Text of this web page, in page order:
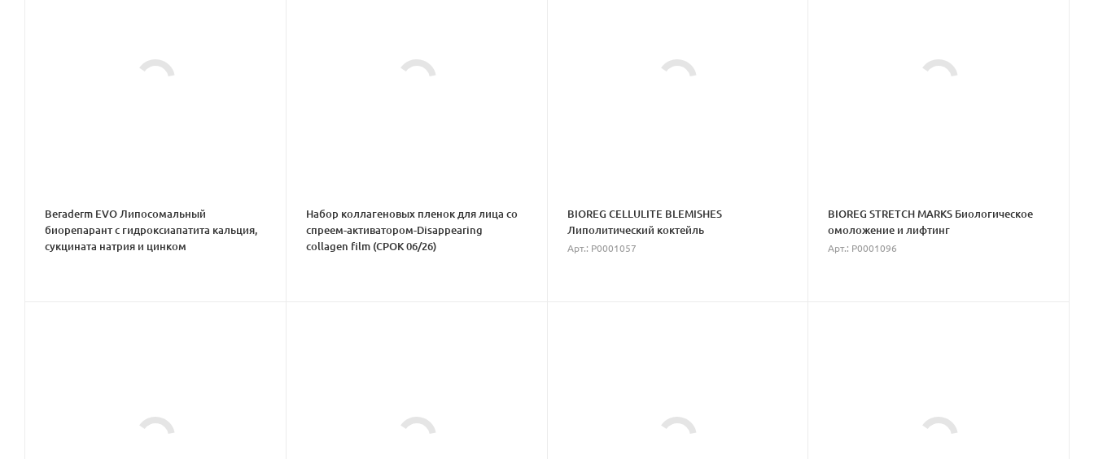
Beraderm EVO Липосомальный
биорепарант с гидроксиапатита кальция,
сукцината натрия и цинком
Набор коллагеновых пленок для лица со
спреем-активатором-Disappearing
collagen film (СРОК 06/26)
BIOREG CELLULITE BLEMISHES
Липолитический коктейль
Арт.: P0001057
BIOREG STRETCH MARKS Биологическое
омоложение и лифтинг
Арт.: P0001096